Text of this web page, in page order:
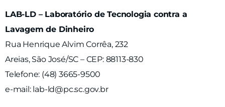
LAB-LD – Laboratório de Tecnologia contra a
Lavagem de Dinheiro
Rua Henrique Alvim Corrêa, 232
Areias, São José/SC – CEP: 88113-830
Telefone: (48) 3665-9500
e-mail: lab-ld@pc.sc.gov.br